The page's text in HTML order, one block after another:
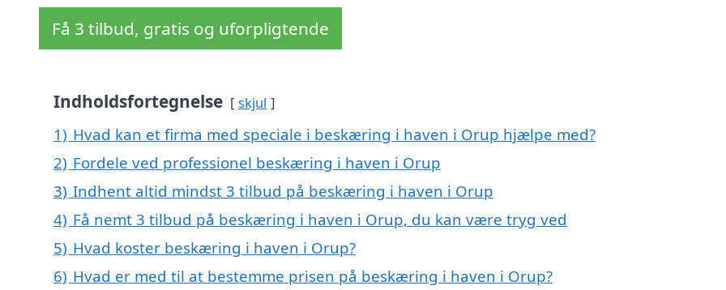
Få 3 tilbud, gratis og uforpligtende
Indholdsfortegnelse skjul
1) Hvad kan et firma med speciale i beskæring i haven i Orup hjælpe med?
2) Fordele ved professionel beskæring i haven i Orup
3) Indhent altid mindst 3 tilbud på beskæring i haven i Orup
4) Få nemt 3 tilbud på beskæring i haven i Orup, du kan være tryg ved
5) Hvad koster beskæring i haven i Orup?
6) Hvad er med til at bestemme prisen på beskæring i haven i Orup?